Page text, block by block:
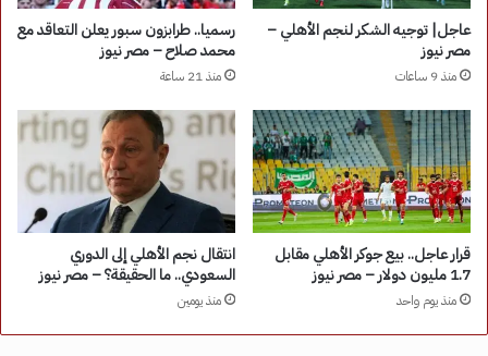
عاجل| توجيه الشكر لنجم الأهلي –
مصر نيوز
منذ 9 ساعات
رسميا.. طرابزون سبور يعلن التعاقد مع
محمد صلاح – مصر نيوز
منذ 21 ساعة
قرار عاجل.. بيع جوكر الأهلي مقابل
1.7 مليون دولار – مصر نيوز
منذ يوم واحد
انتقال نجم الأهلي إلى الدوري
السعودي.. ما الحقيقة؟ – مصر نيوز
منذ يومين